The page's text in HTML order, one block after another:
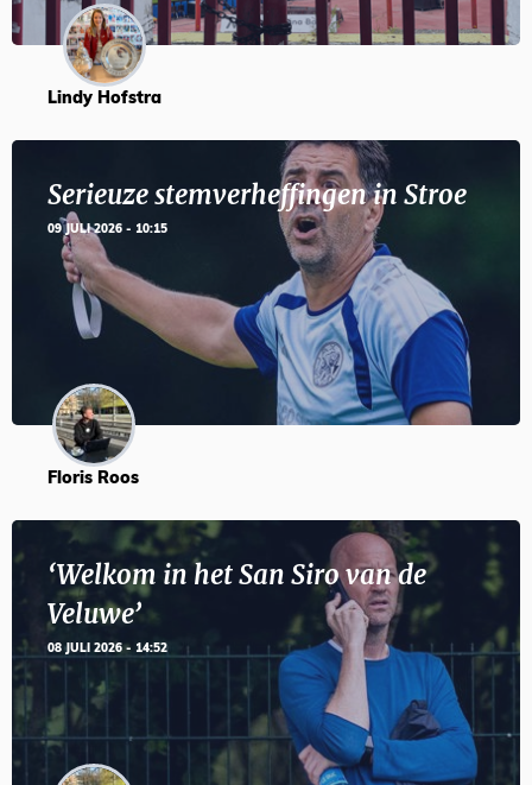
Lindy Hofstra
Serieuze stemverheffingen in Stroe
09 JULI 2026 - 10:15
Floris Roos
‘Welkom in het San Siro van de
Veluwe’
08 JULI 2026 - 14:52